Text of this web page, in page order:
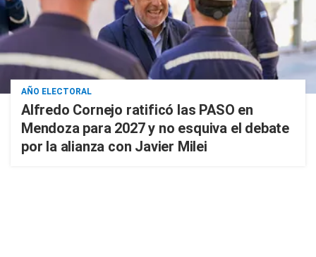
AÑO ELECTORAL
Alfredo Cornejo ratificó las PASO en
Mendoza para 2027 y no esquiva el debate
por la alianza con Javier Milei